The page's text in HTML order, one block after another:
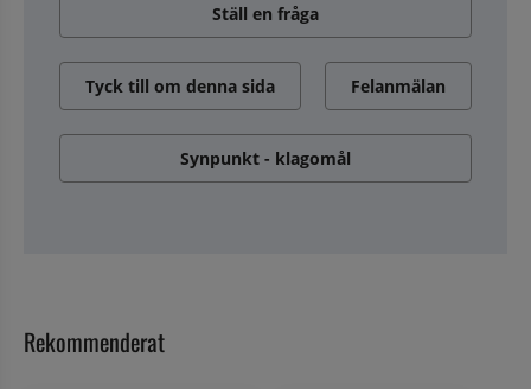
Ställ en fråga
Tyck till om denna sida Felanmälan
Synpunkt - klagomål
Rekommenderat